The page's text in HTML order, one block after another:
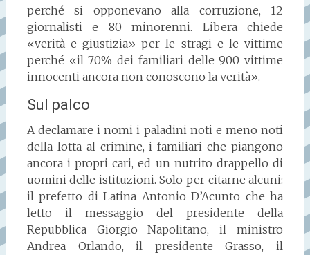
perché si opponevano alla corruzione, 12
giornalisti e 80 minorenni. Libera chiede
«verità e giustizia» per le stragi e le vittime
perché «il 70% dei familiari delle 900 vittime
innocenti ancora non conoscono la verità».
Sul palco
A declamare i nomi i paladini noti e meno noti
della lotta al crimine, i familiari che piangono
ancora i propri cari, ed un nutrito drappello di
uomini delle istituzioni. Solo per citarne alcuni:
il prefetto di Latina Antonio D’Acunto che ha
letto il messaggio del presidente della
Repubblica Giorgio Napolitano, il ministro
Andrea Orlando, il presidente Grasso, il